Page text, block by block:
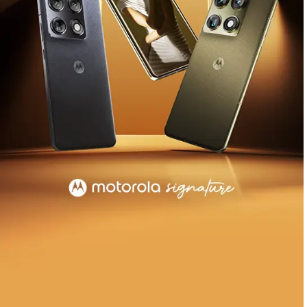
buds 2 plus , με Crystals by Swarovski και Sound
by Bose
Μάθετε Περισσότερα